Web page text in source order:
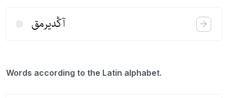
آڭدیرمق
Words according to the Latin alphabet.